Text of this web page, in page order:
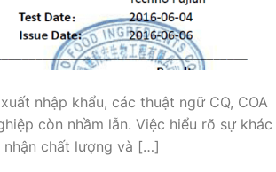
nhập khẩu, các thuật ngữ CQ, COA
còn nhầm lẫn. Việc hiểu rõ sự khác
nhận chất lượng và […]